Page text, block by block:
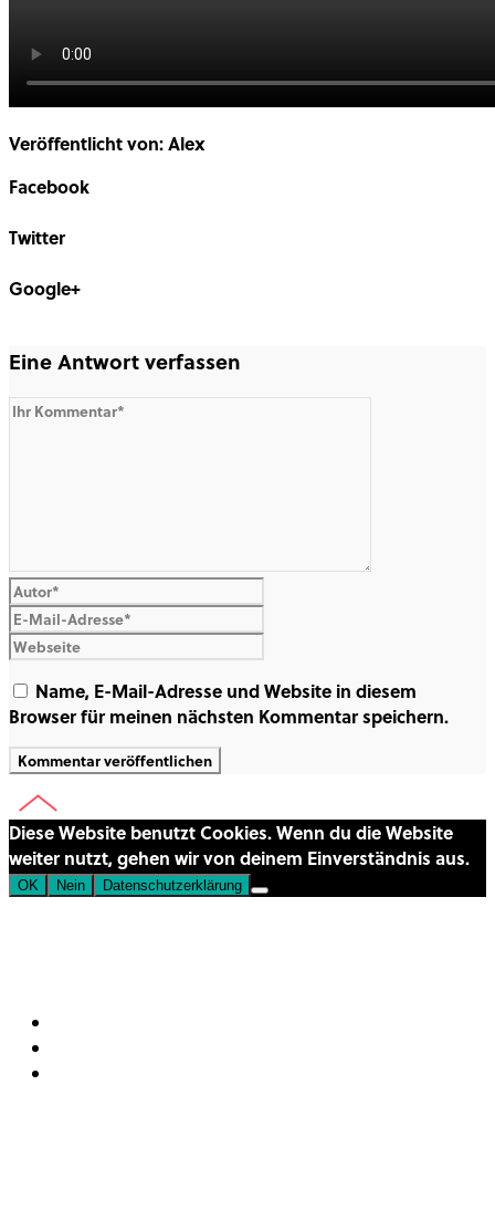
Veröffentlicht von: Alex
Facebook
Twitter
Google+
Eine Antwort verfassen
Name, E-Mail-Adresse und Website in diesem
Browser für meinen nächsten Kommentar speichern.
Diese Website benutzt Cookies. Wenn du die Website
weiter nutzt, gehen wir von deinem Einverständnis aus.
OK Nein Datenschutzerklärung